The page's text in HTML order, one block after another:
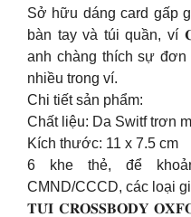
Sở hữu dáng card gấp
bàn tay và túi quần, ví
anh chàng thích sự
nhiều trong ví.
Chi tiết sản phẩm:
Chất liệu: Da Switf trơn
Kích thước: 11 x 7.5 cm
6 khe thẻ, để
CMND/CCCD, các loại
𝐓𝐔́𝐈 𝐂𝐑𝐎𝐒𝐒𝐁𝐎𝐃𝐘